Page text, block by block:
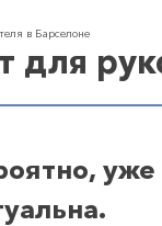
в Барселоне
для